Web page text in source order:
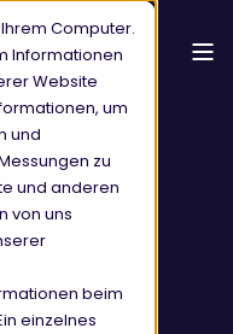
Computer.
Informationen
Website
um
und
zu
und anderen
von uns
beim
einzelnes